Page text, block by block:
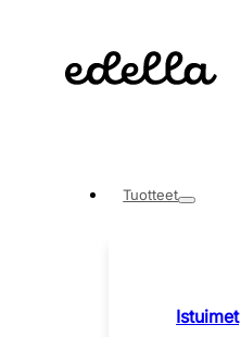
Tuotteet
Istuimet